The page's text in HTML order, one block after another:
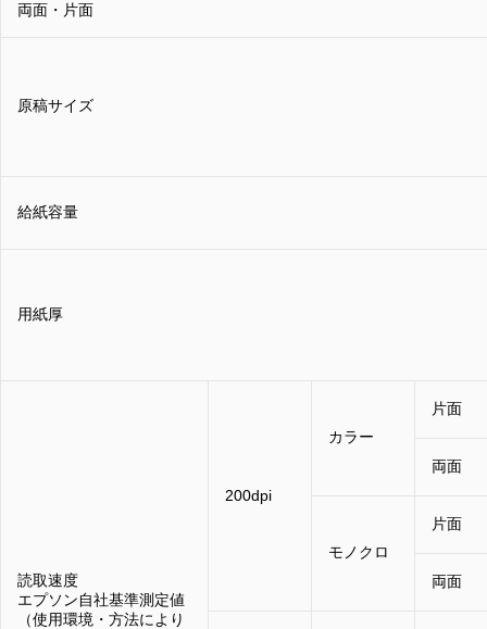
両面・片面
原稿サイズ
給紙容量
用紙厚
読取速度
エプソン自社基準測定値
（使用環境・方法により
200dpi
カラー
片面
両面
モノクロ
片面
両面